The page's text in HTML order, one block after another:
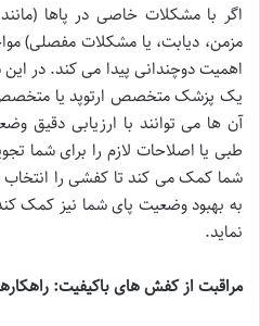
اگر با مشکلات خاصی در پاها
مزمن، دیابت، یا مشکلات مفصلی)
اهمیت دوچندانی پیدا می کند. در این
یک پزشک متخصص ارتوپد یا متخصص
آن ها می توانند با ارزیابی دقیق
طبی یا اصلاحات لازم را برای شما
شما کمک می کند تا کفشی را انتخاب
به بهبود وضعیت پای شما نیز کمک
نماید.
مراقبت از کفش های باکیفیت: